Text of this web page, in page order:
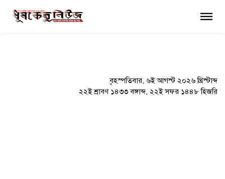
বৃহস্পতিবার, ৬ই আগস্ট ২০২৬ খ্রিস্টাব্দ
২২ই শ্রাবণ ১৪৩৩ বঙ্গাব্দ, ২২ই সফর ১৪৪৮ হিজরি
×